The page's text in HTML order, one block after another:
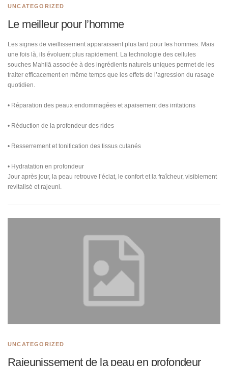
UNCATEGORIZED
Le meilleur pour l’homme
Les signes de vieillissement apparaissent plus tard pour les hommes. Mais
une fois là, ils évoluent plus rapidement. La technologie des cellules
souches Mahilā associée à des ingrédients naturels uniques permet de les
traiter efficacement en même temps que les effets de l’agression du rasage
quotidien.
• Réparation des peaux endommagées et apaisement des irritations
• Réduction de la profondeur des rides
• Resserrement et tonification des tissus cutanés
• Hydratation en profondeur
Jour après jour, la peau retrouve l’éclat, le confort et la fraîcheur, visiblement
revitalisé et rajeuni.
UNCATEGORIZED
Rajeunissement de la peau en profondeur